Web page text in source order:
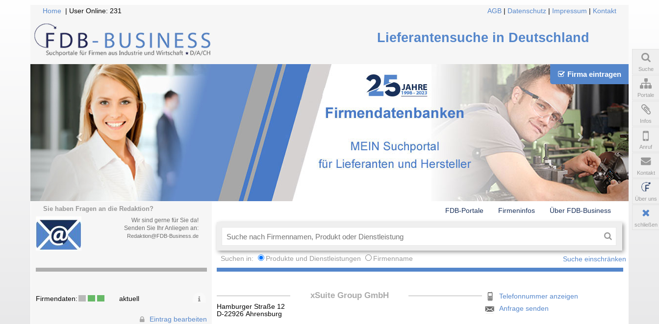
Home | User Online: 231 AGB Datenschutz Impressum Kontakt
Lieferantensuche in Deutschland
Firma eintragen
Sie haben Fragen an die Redaktion?
Wir sind gerne für Sie da!
Senden Sie Ihr Anliegen an:
Redaktion@FDB-Business.de
FDB-Portale Firmeninfos Über FDB-Business
Suchen in: Produkte und Dienstleistungen Firmenname Suche einschränken
Firmendaten: aktuell
Eintrag bearbeiten
xSuite Group GmbH
Hamburger Straße 12
D-22926 Ahrensburg
Telefonnummer anzeigen
Anfrage senden
Suche
Portale
Infos
Anruf
Kontakt
Über uns
schließen